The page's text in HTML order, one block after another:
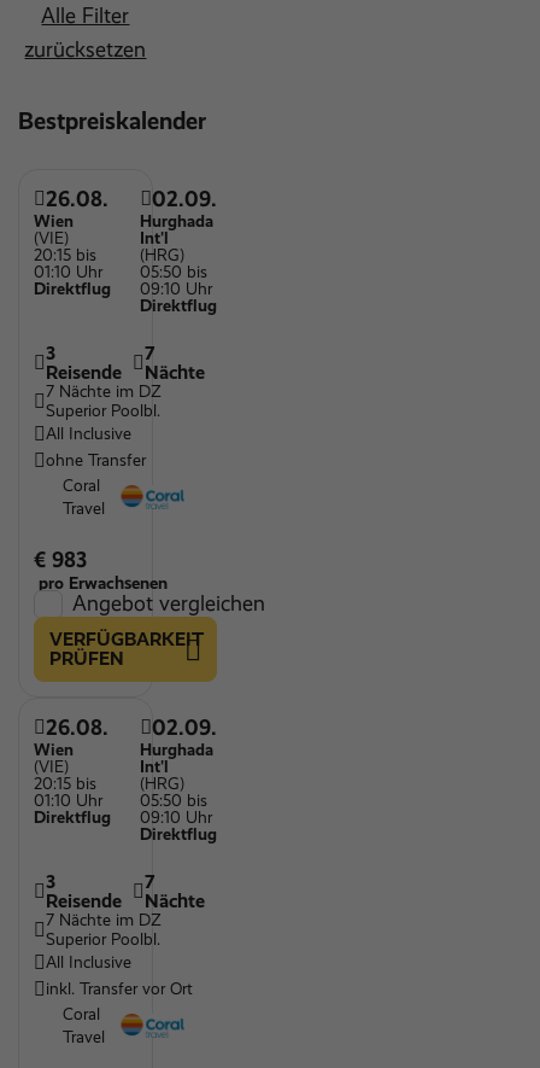
ärztlicher Dienst
Miniclub (3-6 Jahre)
Outdoor Pool
Squash Court
Tennisplatz
Wassersportmöglichkeiten
Parkplätze
Kinderspielplatz
Kinderpool
Restaurant
Sandstrand
Vegane Speisen
Vegetarische Speißen
WLAN
Alle Filter
zurücksetzen
Bestpreiskalender
26.08.
Wien
(VIE)
20:15 bis
01:10 Uhr
Direktflug
02.09.
Hurghada
Int'l
(HRG)
05:50 bis
09:10 Uhr
Direktflug
3
Reisende
7
Nächte
7 Nächte im DZ
Superior Poolbl.
All Inclusive
ohne Transfer
Coral
Travel
€ 983
pro Erwachsenen
Angebot vergleichen
VERFÜGBARKEIT
PRÜFEN
26.08.
Wien
(VIE)
20:15 bis
01:10 Uhr
Direktflug
02.09.
Hurghada
Int'l
(HRG)
05:50 bis
09:10 Uhr
Direktflug
3
Reisende
7
Nächte
7 Nächte im DZ
Superior Poolbl.
All Inclusive
inkl. Transfer vor Ort
Coral
Travel